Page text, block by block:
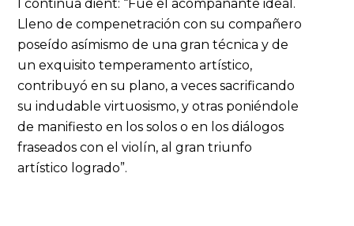
I continua dient: “Fue el acompañante ideal.
Lleno de compenetración con su compañero
poseído asímismo de una gran técnica y de
un exquisito temperamento artístico,
contribuyó en su plano, a veces sacrificando
su indudable virtuosismo, y otras poniéndole
de manifiesto en los solos o en los diálogos
fraseados con el violín, al gran triunfo
artístico logrado”.